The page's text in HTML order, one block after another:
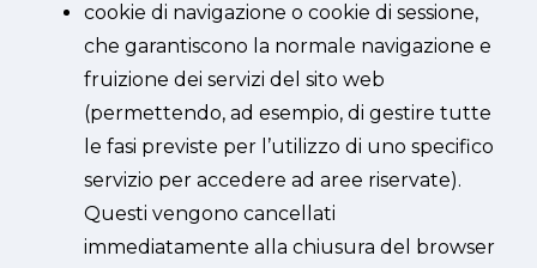
cookie di navigazione o cookie di sessione,
che garantiscono la normale navigazione e
fruizione dei servizi del sito web
(permettendo, ad esempio, di gestire tutte
le fasi previste per l’utilizzo di uno specifico
servizio per accedere ad aree riservate).
Questi vengono cancellati
immediatamente alla chiusura del browser